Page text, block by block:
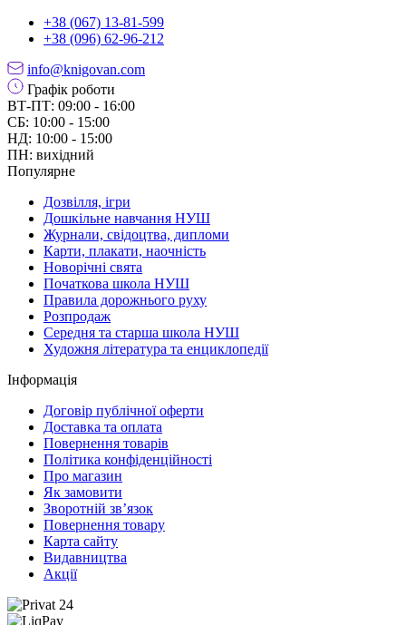
+38 (067) 13-81-599
+38 (096) 62-96-212
info@knigovan.com
Графік роботи
ВТ-ПТ: 09:00 - 16:00
СБ: 10:00 - 15:00
НД: 10:00 - 15:00
ПН: вихідний
Популярне
Дозвілля, ігри
Дошкільне навчання НУШ
Журнали, свідоцтва, дипломи
Карти, плакати, наочність
Новорічні свята
Початкова школа НУШ
Правила дорожнього руху
Розпродаж
Середня та старша школа НУШ
Художня література та енциклопедії
Інформація
Договір публічної оферти
Доставка та оплата
Повернення товарів
Політика конфіденційності
Про магазин
Як замовити
Зворотній зв’язок
Повернення товару
Карта сайту
Видавництва
Акції